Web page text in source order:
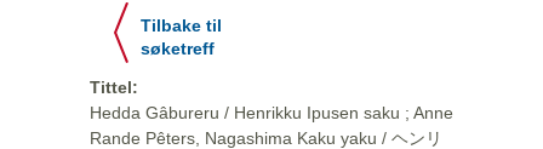
Tilbake til
søketreff
Tittel:
Hedda Gâbureru / Henrikku Ipusen saku ; Anne
Rande Pêters, Nagashima Kaku yaku / ヘンリ